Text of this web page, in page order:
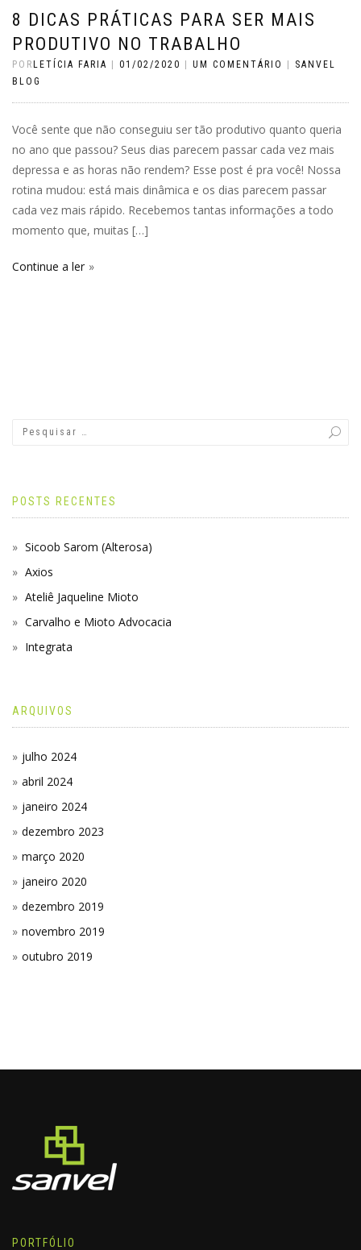
8 DICAS PRÁTICAS PARA SER MAIS
PRODUTIVO NO TRABALHO
PORLETÍCIA FARIA | 01/02/2020 | UM COMENTÁRIO | SANVEL
BLOG
Você sente que não conseguiu ser tão produtivo quanto queria
no ano que passou? Seus dias parecem passar cada vez mais
depressa e as horas não rendem? Esse post é pra você! Nossa
rotina mudou: está mais dinâmica e os dias parecem passar
cada vez mais rápido. Recebemos tantas informações a todo
momento que, muitas […]
Continue a ler
POSTS RECENTES
Sicoob Sarom (Alterosa)
Axios
Ateliê Jaqueline Mioto
Carvalho e Mioto Advocacia
Integrata
ARQUIVOS
julho 2024
abril 2024
janeiro 2024
dezembro 2023
março 2020
janeiro 2020
dezembro 2019
novembro 2019
outubro 2019
PORTFÓLIO